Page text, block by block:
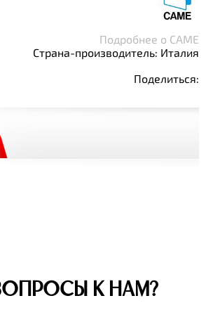
Подробнее о CAME
Страна-производитель: Италия
Поделиться:
К НАМ?